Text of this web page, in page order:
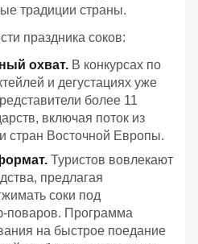
традиции страны.
праздника соков:
охват. В конкурсах по
и дегустациях уже
более 11
включая поток из
стран Восточной Европы.
Туристов вовлекают
предлагая
соки под
поваров. Программа
на быстрое поедание